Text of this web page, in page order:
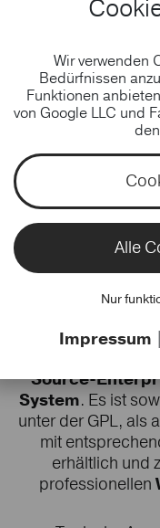
Source-
System. Es ist
unter der GPL, als
mit
erhältlich und
professionellen
Wir verwenden
Bedürfnissen
Funktionen
von Google LLC und
Alle
Nur
Impressum